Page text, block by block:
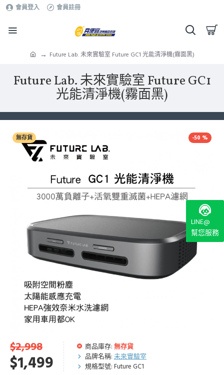
會員登入 會員註冊
Future Lab. 未來實驗室 Future GC1 光能清淨機(霧面黑)
Future Lab. 未來實驗室 Future GC1
光能清淨機(霧面黑)
-50 %
無存貨
$1,499
$2,998 商品庫存: 無存貨
品牌名稱: 未來實驗室
規格型號: Future GC1
LINE@
幫您服務